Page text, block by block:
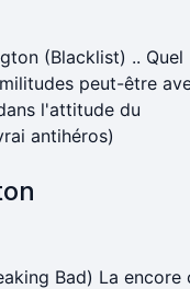
(Blacklist) .. Quel
peut-être
l'attitude du
antihéros)
Bad) La encore